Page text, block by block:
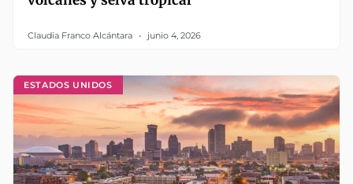
Claudia Franco Alcántara junio 4, 2026
ESTADOS UNIDOS